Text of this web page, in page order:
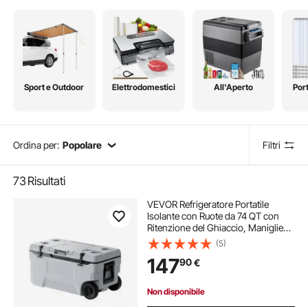
Sport e Outdoor Elettrodomestici All'Aperto
Ordina per: Popolare Filtri
73Risultati
VEVOR Refrigeratore Portatile
Isolante con Ruote da 74 QT con
Ritenzione del Ghiaccio, Maniglie
Resistenti Portabicchieri,
Refrigeratore Portatile Isolato per
Picnic Campeggio Viaggio Feste
(5)
14790€
Non disponibile